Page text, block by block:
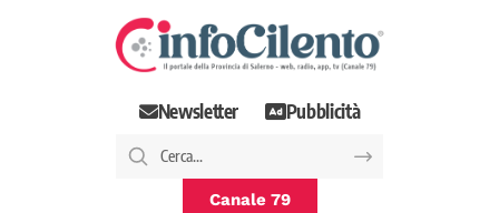
Newsletter Pubblicità
Canale 79